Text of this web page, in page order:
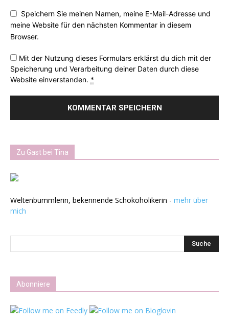
Speichern Sie meinen Namen, meine E-Mail-Adresse und
meine Website für den nächsten Kommentar in diesem
Browser.
Mit der Nutzung dieses Formulars erklärst du dich mit der
Speicherung und Verarbeitung deiner Daten durch diese
Website einverstanden. *
Zu Gast bei Tina
Weltenbummlerin, bekennende Schokoholikerin - mehr über
mich
Abonniere